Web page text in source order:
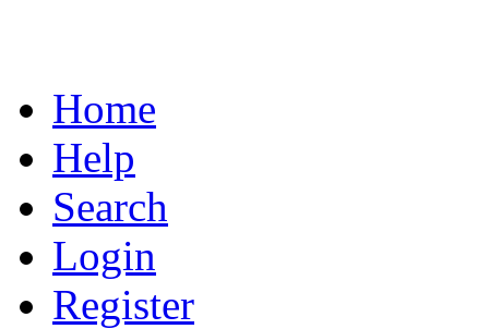
Home
Help
Search
Login
Register